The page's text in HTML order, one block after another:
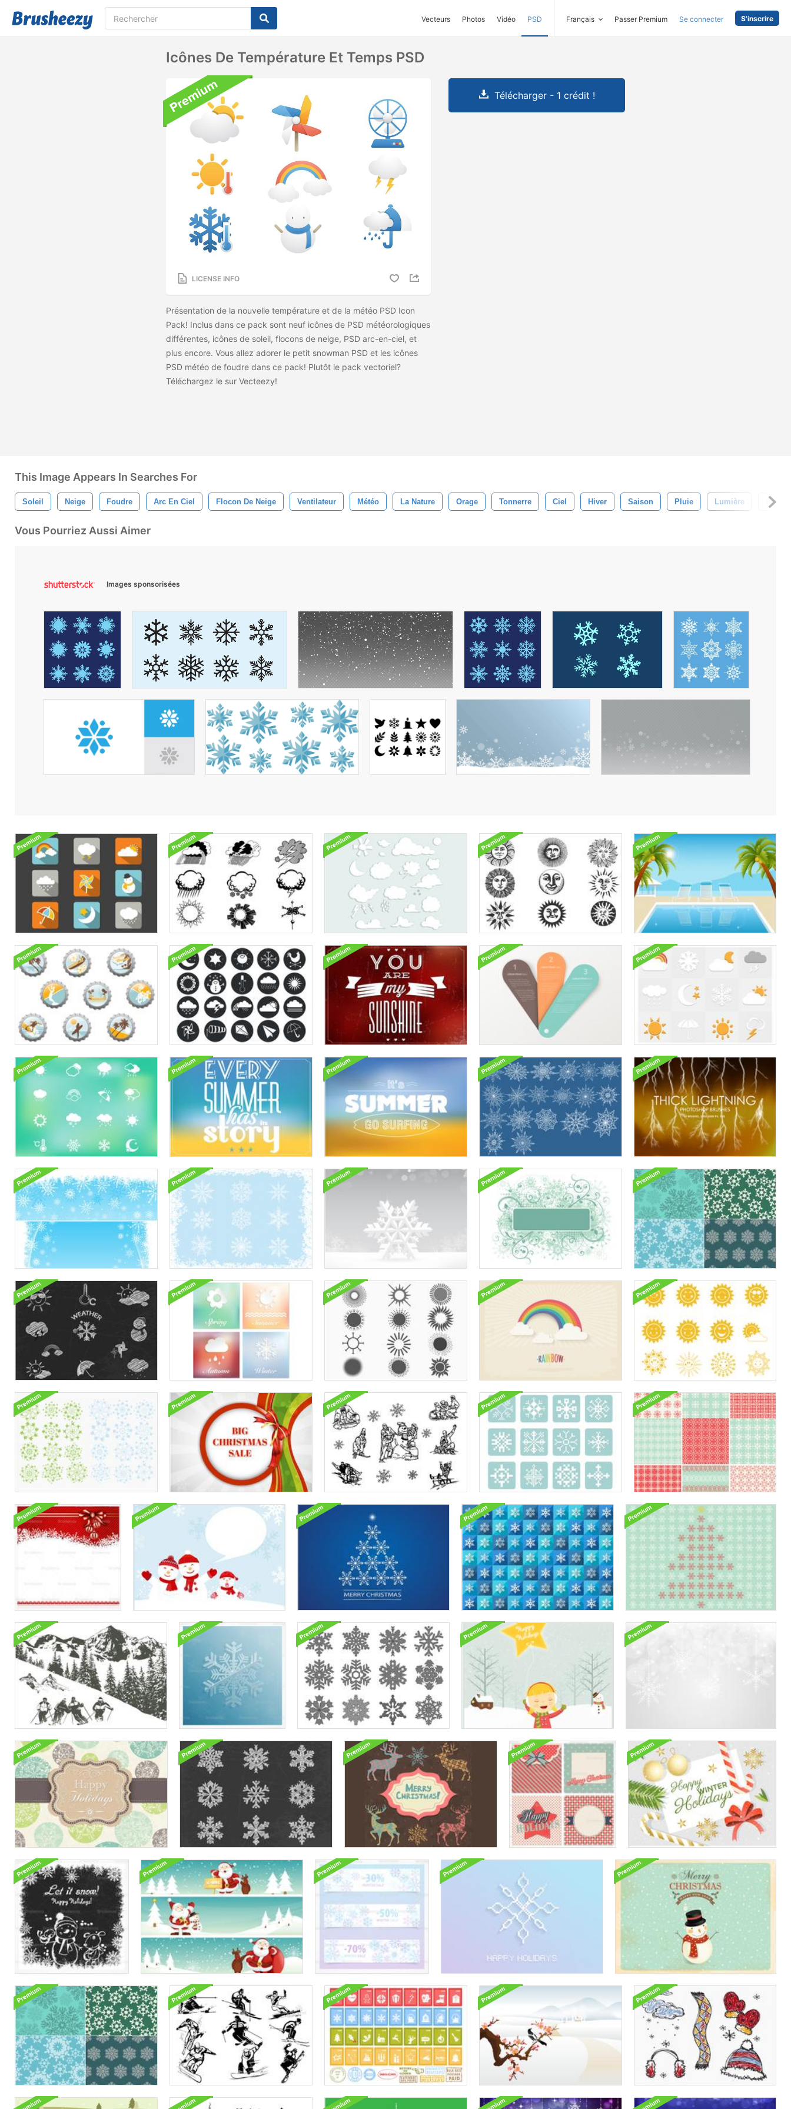
Vecteurs Photos Vidéo PSD Français Passer Premium Se connecter S'inscrire
Icônes De Température Et Temps PSD
LICENSE INFO
Présentation de la nouvelle température et de la météo PSD Icon
Pack! Inclus dans ce pack sont neuf icônes de PSD météorologiques
différentes, icônes de soleil, flocons de neige, PSD arc-en-ciel, et
plus encore. Vous allez adorer le petit snowman PSD et les icônes
PSD météo de foudre dans ce pack! Plutôt le pack vectoriel?
Téléchargez le sur Vecteezy!
Télécharger - 1 crédit !
This Image Appears In Searches For
Soleil Neige Foudre Arc En Ciel Flocon De Neige Ventilateur Météo La Nature Orage Tonnerre Ciel Hiver Saison Pluie Lumière Éclater
Vous Pourriez Aussi Aimer
Images sponsorisées